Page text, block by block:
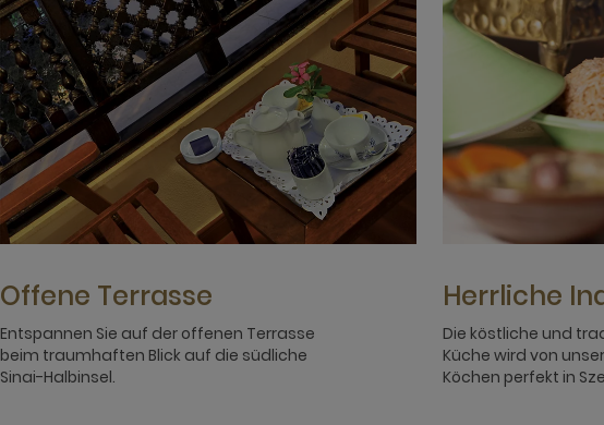
Offene Terrasse
Entspannen Sie auf der offenen Terrasse
beim traumhaften Blick auf die südliche
Sinai-Halbinsel.
Herrliche
Die köstliche und
Küche wird von
Köchen perfekt in